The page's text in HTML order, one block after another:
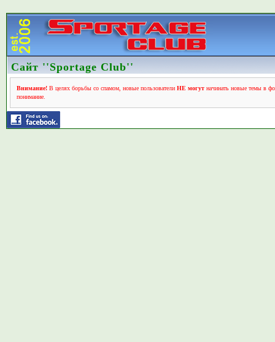
Сайт ''Sportage Club''
Внимание!В целях борьбы со спамом, новые пользователи НЕ могутначинать новые темы в
понимание.